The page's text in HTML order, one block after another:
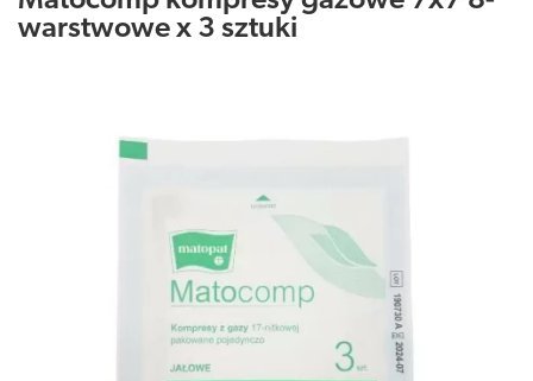
warstwowe x 3 sztuki